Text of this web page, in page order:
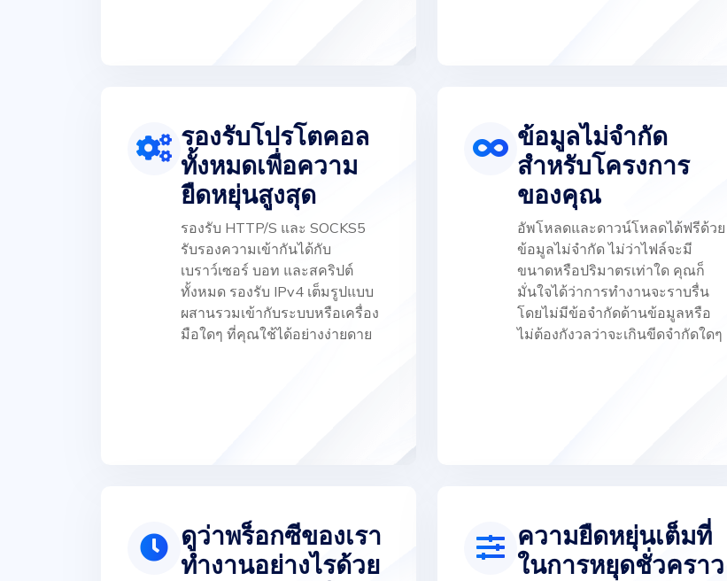
รองรับโปรโตคอล
ทั้งหมดเพื่อความ
ยืดหยุ่นสูงสุด
รองรับ HTTP/S และ SOCKS5
รับรองความเข้ากันได้กับ
เบราว์เซอร์ บอท และสคริปต์
ทั้งหมด รองรับ IPv4 เต็มรูปแบบ
ผสานรวมเข้ากับระบบหรือเครื่อง
มือใดๆ ที่คุณใช้ได้อย่างง่ายดาย
ข้อมูลไม่จำกัด
สำหรับโครงการ
ของคุณ
อัพโหลดและดาวน์โหลดได้ฟรีด้วย
ข้อมูลไม่จำกัด ไม่ว่าไฟล์จะมี
ขนาดหรือปริมาตรเท่าใด คุณก็
มั่นใจได้ว่าการทำงานจะราบรื่น
โดยไม่มีข้อจำกัดด้านข้อมูลหรือ
ไม่ต้องกังวลว่าจะเกินขีดจำกัดใดๆ
ดูว่าพร็อกซีของเรา
ทำงานอย่างไรด้วย
ความยืดหยุ่นเต็มที่
ในการหยุดชั่วคราว